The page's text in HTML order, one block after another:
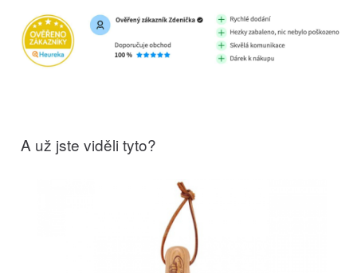
A už jste viděli tyto?